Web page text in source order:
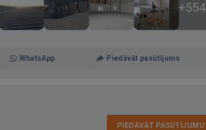
+554
WhatsApp Piedāvāt pasūtījumu
PIEDĀVĀT PASŪTĪJUMU